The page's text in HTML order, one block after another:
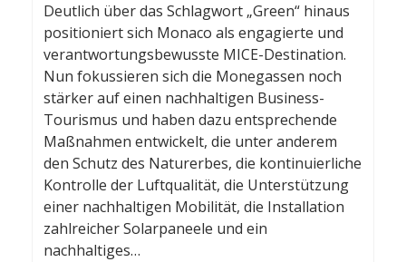
Deutlich über das Schlagwort „Green“ hinaus
positioniert sich Monaco als engagierte und
verantwortungsbewusste MICE-Destination.
Nun fokussieren sich die Monegassen noch
stärker auf einen nachhaltigen Business-
Tourismus und haben dazu entsprechende
Maßnahmen entwickelt, die unter anderem
den Schutz des Naturerbes, die kontinuierliche
Kontrolle der Luftqualität, die Unterstützung
einer nachhaltigen Mobilität, die Installation
zahlreicher Solarpaneele und ein
nachhaltiges…